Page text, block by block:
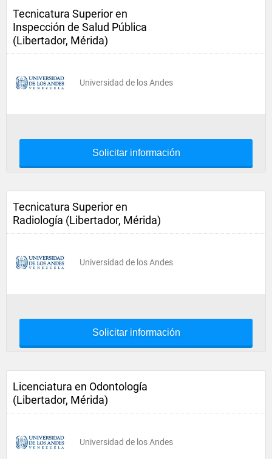
Tecnicatura Superior en
Inspección de Salud Pública
(Libertador, Mérida)
Universidad de los Andes
Solicitar información
Tecnicatura Superior en
Radiología (Libertador, Mérida)
Universidad de los Andes
Solicitar información
Licenciatura en Odontología
(Libertador, Mérida)
Universidad de los Andes